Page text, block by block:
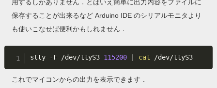
用するしかありません．とはいえ簡単に出力内容をファイルに
保存することが出来るなど Arduino IDE のシリアルモニタより
も使いこなせば便利かもしれません．
stty -F /dev/ttyS3 115200 cat
これでマイコンからの出力を表示できます．